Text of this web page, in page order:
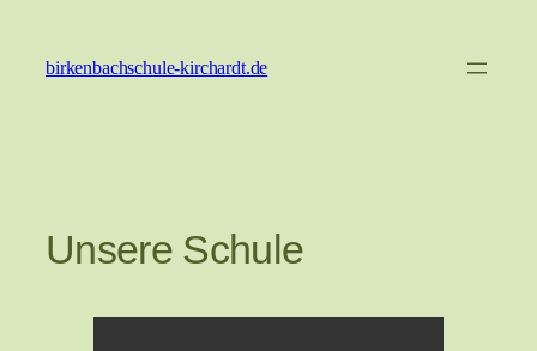
birkenbachschule-kirchardt.de
Unsere Schule